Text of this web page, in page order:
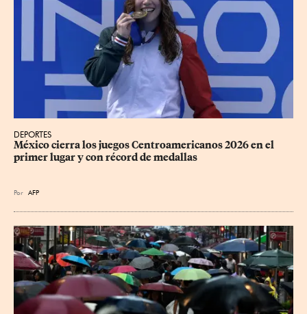
DEPORTES
México cierra los juegos Centroamericanos 2026 en el
primer lugar y con récord de medallas
Por AFP